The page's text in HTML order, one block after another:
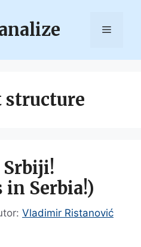
Menu
structure
in Serbia!)
Vladimir Ristanović